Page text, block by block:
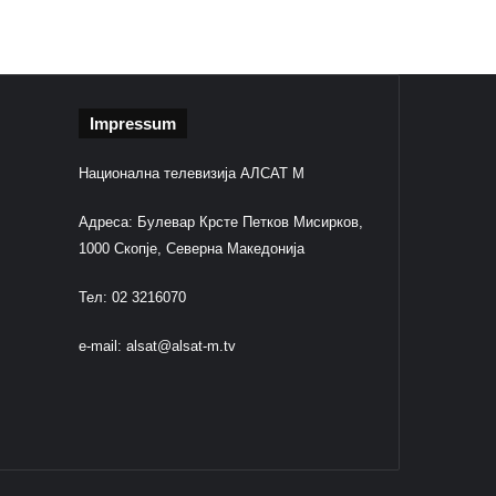
Impressum
Национална телевизија АЛСАТ М
Адреса: Булевар Крсте Петков Мисирков,
1000 Скопје, Северна Македонија
Тел: 02 3216070
e-mail: alsat@alsat-m.tv